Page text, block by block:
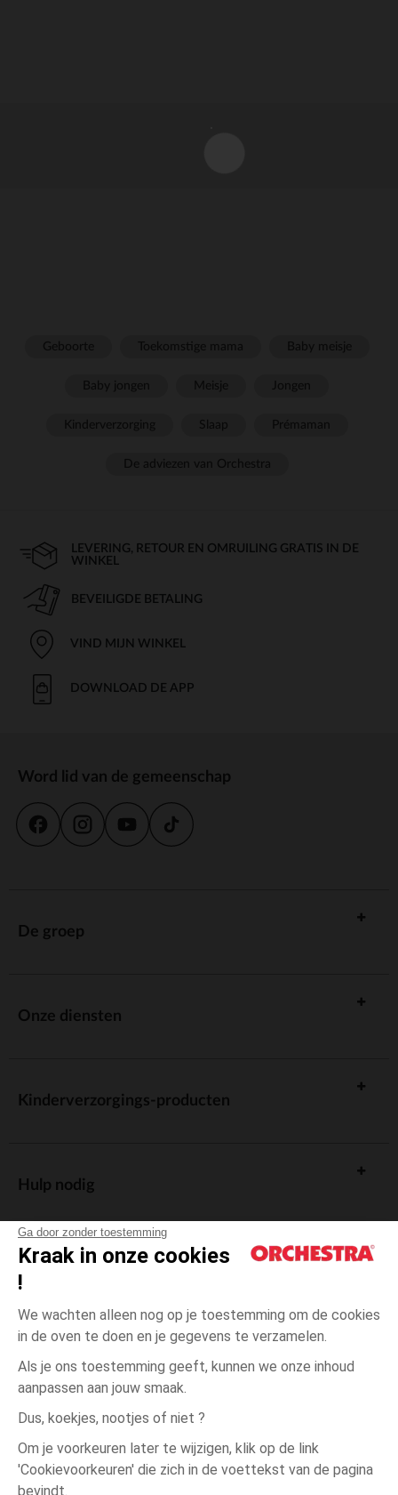
Ga door zonder toestemming
Kraak in onze cookies
!
We wachten alleen nog op je toestemming om de cookies
in de oven te doen en je gegevens te verzamelen.
Als je ons toestemming geeft, kunnen we onze inhoud
aanpassen aan jouw smaak.
Dus, koekjes, nootjes of niet ?
Om je voorkeuren later te wijzigen, klik op de link
'Cookievoorkeuren' die zich in de voettekst van de pagina
bevindt.
Wit Wit
één
LEVERING, RETOUR EN OMRUILING GRATIS IN DE
WINKEL
BEVEILIGDE BETALING
VIND MIJN WINKEL
DOWNLOAD DE APP
Word lid van de gemeenschap
De groep
Onze diensten
Kinderverzorgings-producten
Hulp nodig
Algemene verkoopsvoorwaarden
Wettelijke bepalingen
Persoonsgegevens